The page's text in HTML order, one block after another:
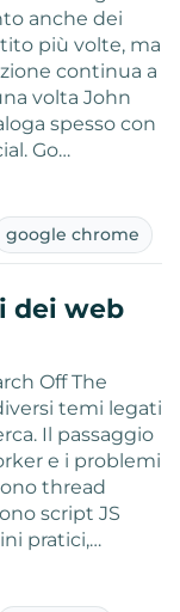
anche dei
più volte, ma
continua a
volta John
spesso con
Go…
google chrome
dei web
Off The
temi legati
Il passaggio
e i problemi
thread
script JS
pratici,…